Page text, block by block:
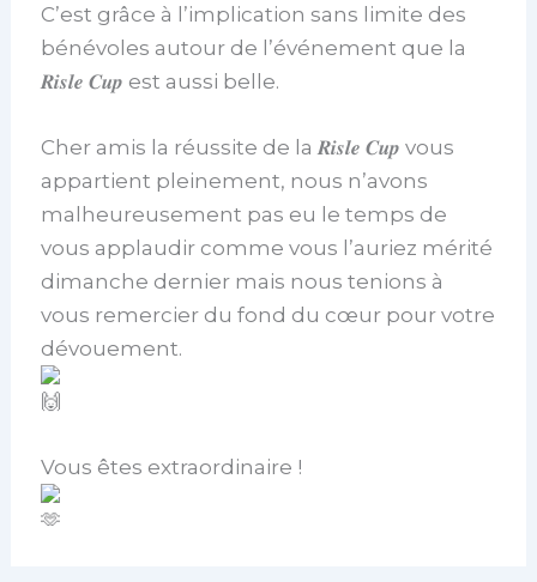
C’est grâce à l’implication sans limite des
bénévoles autour de l’événement que la
𝑹𝒊𝒔𝒍𝒆 𝑪𝒖𝒑 est aussi belle.
Cher amis la réussite de la 𝑹𝒊𝒔𝒍𝒆 𝑪𝒖𝒑 vous
appartient pleinement, nous n’avons
malheureusement pas eu le temps de
vous applaudir comme vous l’auriez mérité
dimanche dernier mais nous tenions à
vous remercier du fond du cœur pour votre
dévouement.
Vous êtes extraordinaire !